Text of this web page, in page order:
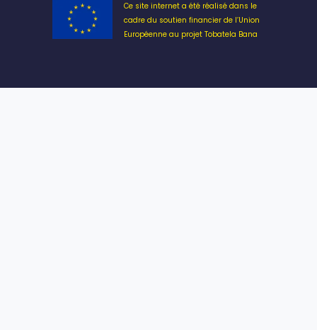
Ce site internet a été réalisé dans le
cadre du soutien financier de l’Union
Européenne au projet Tobatela Bana